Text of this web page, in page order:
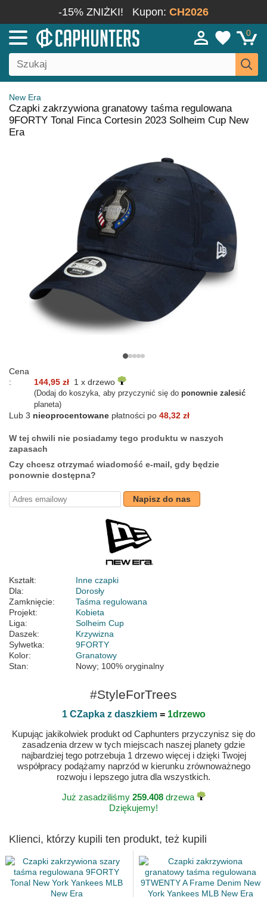
-15% ZNIŻKI! Kupon: CH2026
0
New Era
Czapki zakrzywiona granatowy taśma regulowana
9FORTY Tonal Finca Cortesin 2023 Solheim Cup New
Era
Cena
:
144,95 zł 1 x drzewo
(Dodaj do koszyka, aby przyczynić się do ponownie zalesić
planeta)
Lub 3 nieoprocentowane płatności po 48,32 zł
W tej chwili nie posiadamy tego produktu w naszych
zapasach
Czy chcesz otrzymać wiadomość e-mail, gdy będzie
ponownie dostępna?
Napisz do nas
Kształt:
Inne czapki
Dla:
Dorosły
Zamknięcie:
Taśma regulowana
Projekt:
Kobieta
Liga:
Solheim Cup
Daszek:
Krzywizna
Sylwetka:
9FORTY
Kolor:
Granatowy
Stan:
Nowy; 100% oryginalny
#StyleForTrees
1 CZapka z daszkiem= 1drzewo
Kupując jakikolwiek produkt od Caphunters przyczynisz się do
zasadzenia drzew w tych miejscach naszej planety gdzie
najbardziej tego potrzebuja 1 drzewo więcej i dzięki Twojej
współpracy podążamy naprzód w kierunku zrównoważnego
rozwoju i lepszego jutra dla wszystkich.
Już zasadziliśmy 259.408drzewa
Dziękujemy!
Klienci, którzy kupili ten produkt, też kupili